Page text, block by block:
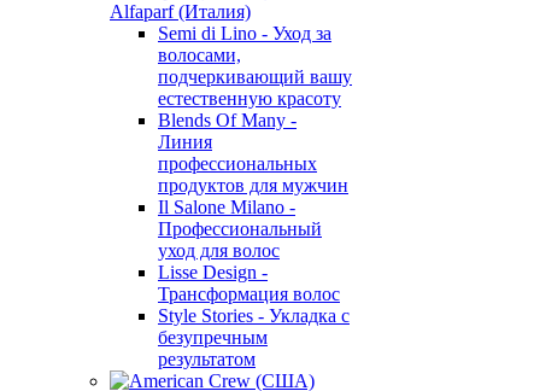
Alfaparf (Италия)
Semi di Lino - Уход за
волосами,
подчеркивающий вашу
естественную красоту
Blends Of Many -
Линия
профессиональных
продуктов для мужчин
Il Salone Milano -
Профессиональный
уход для волос
Lisse Design -
Трансформация волос
Style Stories - Укладка с
безупречным
результатом